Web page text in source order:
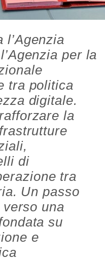
l’Agenzia
per la
tra politica
digitale.
la
di
tra
Un passo
verso una
su
e